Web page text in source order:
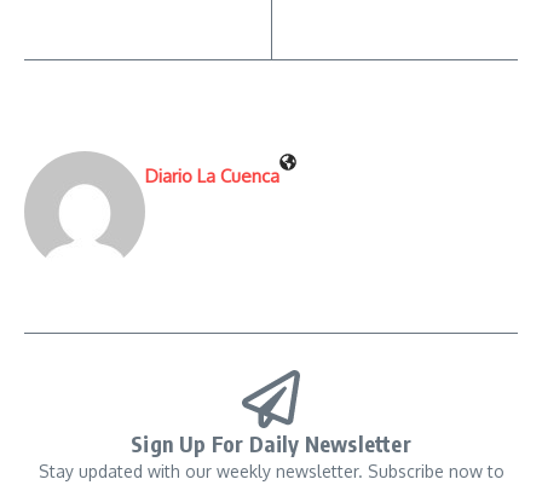
Diario La Cuenca
Sign Up For Daily Newsletter
Stay updated with our weekly newsletter. Subscribe now to